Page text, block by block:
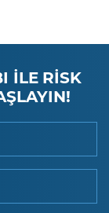
İLE RİSK